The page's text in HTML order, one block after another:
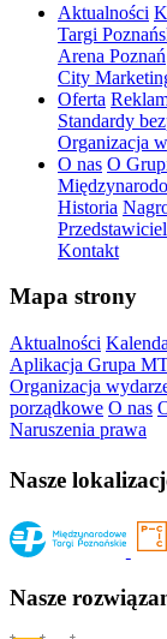
Aktualności
Targi
Arena Poznań
City
Oferta
Standardy
Organizacja
O nas O
Historia
Kontakt
Mapa strony
Aktualności
Aplikacja Grupa
Organizacja
porządkowe O nas
Naruszenia prawa
Nasze
Nasze